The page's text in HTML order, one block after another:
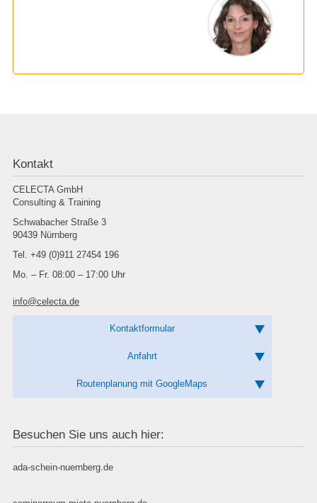
Kontakt
CELECTA GmbH
Consulting & Training
Schwabacher Straße 3
90439 Nürnberg
Tel. +49 (0)911 27454 196
Mo. – Fr. 08:00 – 17:00 Uhr
info@celecta.de
Kontaktformular
Anfahrt
Routenplanung mit GoogleMaps
Besuchen Sie uns auch hier:
ada-schein-nuernberg.de